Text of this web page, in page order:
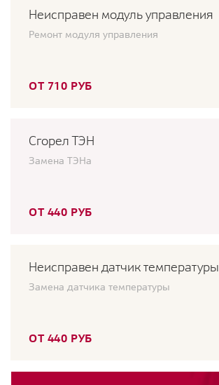
Неисправен модуль управления
Ремонт модуля управления
ОТ 710 РУБ
Сгорел ТЭН
Замена ТЭНа
ОТ 440 РУБ
Неисправен датчик температуры
Замена датчика температуры
ОТ 440 РУБ